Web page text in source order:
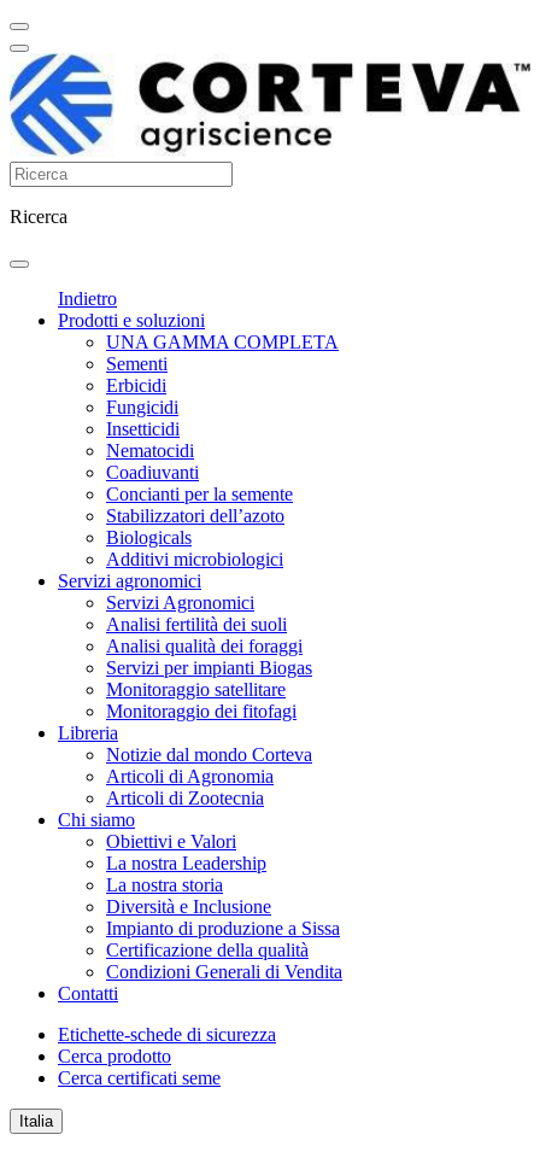
Ricerca
Indietro
Prodotti e soluzioni
UNA GAMMA COMPLETA
Sementi
Erbicidi
Fungicidi
Insetticidi
Nematocidi
Coadiuvanti
Concianti per la semente
Stabilizzatori dell’azoto
Biologicals
Additivi microbiologici
Servizi agronomici
Servizi Agronomici
Analisi fertilità dei suoli
Analisi qualità dei foraggi
Servizi per impianti Biogas
Monitoraggio satellitare
Monitoraggio dei fitofagi
Libreria
Notizie dal mondo Corteva
Articoli di Agronomia
Articoli di Zootecnia
Chi siamo
Obiettivi e Valori
La nostra Leadership
La nostra storia
Diversità e Inclusione
Impianto di produzione a Sissa
Certificazione della qualità
Condizioni Generali di Vendita
Contatti
Etichette-schede di sicurezza
Cerca prodotto
Cerca certificati seme
Italia